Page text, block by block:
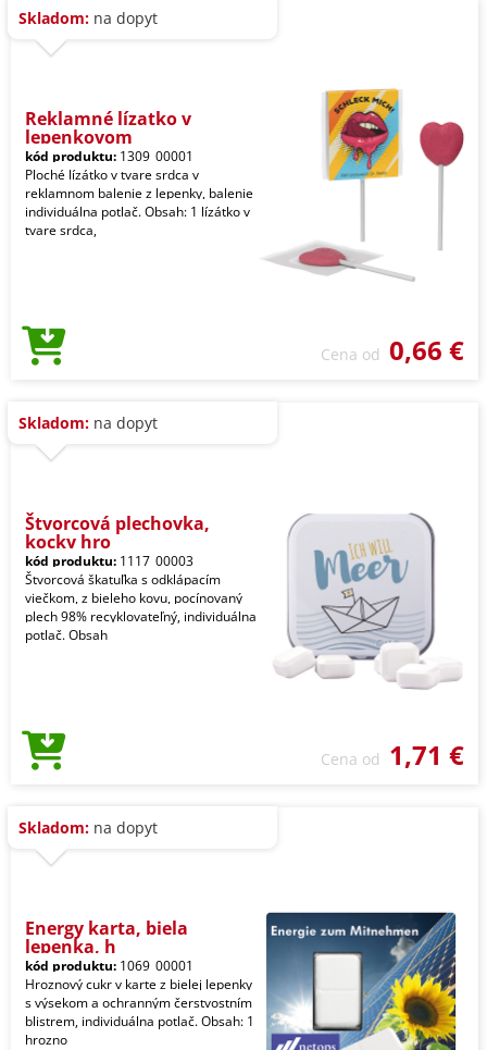
Skladom: na dopyt
Reklamné lízatko v
lepenkovom
kód produktu: 1309_00001
Ploché lízátko v tvare srdca v
reklamnom balenie z lepenky, balenie
individuálna potlač. Obsah: 1 lízátko v
tvare srdca,
Cena od 0,66 €
Skladom: na dopyt
Štvorcová plechovka,
kocky hro
kód produktu: 1117_00003
Štvorcová škatuľka s odklápacím
viečkom, z bieleho kovu, pocínovaný
plech 98% recyklovateľný, individuálna
potlač. Obsah
Cena od 1,71 €
Skladom: na dopyt
Energy karta, biela
lepenka, h
kód produktu: 1069_00001
Hroznový cukr v karte z bielej lepenky
s výsekom a ochranným čerstvostním
blistrem, individuálna potlač. Obsah: 1
hrozno